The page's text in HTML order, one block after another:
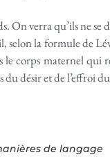
verra qu’ils ne se
selon la formule de
le corps maternel qui
désir et de l’effroi
de langage